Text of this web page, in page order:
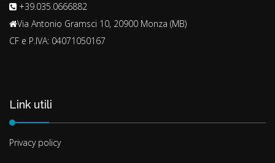
+39.035.0666882
Via Antonio Gramsci 10, 20900 Monza (MB)
CF e P.IVA: 04071050167
Link utili
Privacy policy